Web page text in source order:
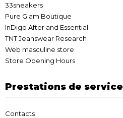
33sneakers
Pure Glam Boutique
InDigo After and Essential
TNT Jeanswear Research
Web masculine store
Store Opening Hours
Prestations de service
Contacts